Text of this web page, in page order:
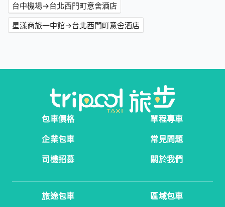
台中機場→台北西門町意舍酒店
星漾商旅一中館→台北西門町意舍酒店
包車價格
單程專車
企業包車
常見問題
司機招募
關於我們
旅途包車 區域包車